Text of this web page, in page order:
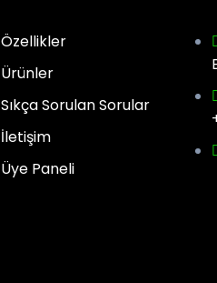
Özellikler
Ürünler
Sıkça Sorulan Sorular
İletişim
Üye Paneli